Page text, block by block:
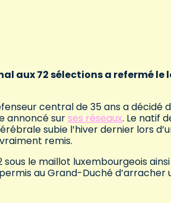
aux 72 sélections a refermé le
central de 35 ans a décidé
annoncé surses réseaux. Le natif
subie l’hiver dernier lors
remis.
le maillot luxembourgeois
au Grand-Duché d’arracher